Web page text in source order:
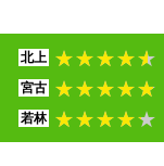
北上 ★★★★★
宮古 ★★★★★
若林 ★★★★★